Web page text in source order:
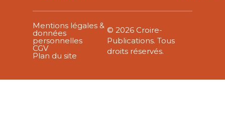
Mentions légales &
données
personnelles
CGV
Plan du site
© 2026 Croire-
Publications. Tous
droits réservés.